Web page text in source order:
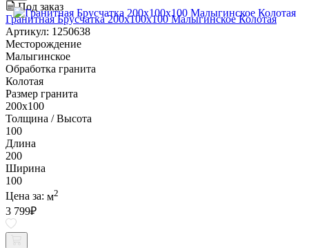
Под заказ
Гранитная Брусчатка 200х100x100 Малыгинское Колотая
Артикул: 1250638
Месторождение
Малыгинское
Обработка гранита
Колотая
Размер гранита
200х100
Толщина / Высота
100
Длина
200
Ширина
100
Цена за: м2
3 799₽